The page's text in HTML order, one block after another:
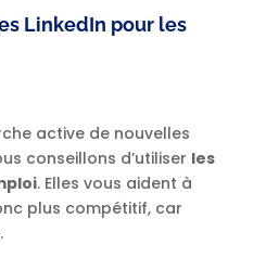
LinkedIn pour les
active de nouvelles
conseillons d’utiliser les
. Elles vous aident à
plus compétitif, car